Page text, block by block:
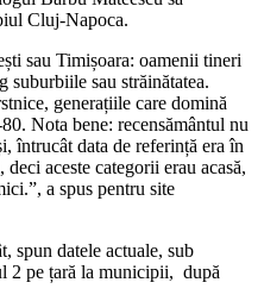
Cluj-Napoca.
sau Timișoara: oamenii tineri
suburbiile sau străinătatea.
generațiile care domină
Nota bene: recensământul nu
întrucât data de referință era în
aceste categorii erau acasă,
a spus pentru site
spun datele actuale, sub
2 pe țară la municipii, după